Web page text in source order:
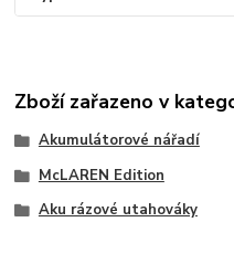
Zboží zařazeno v
Akumulátorové nářadí
McLAREN Edition
Aku rázové utahováky